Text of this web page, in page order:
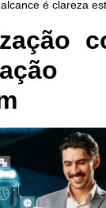
é clareza